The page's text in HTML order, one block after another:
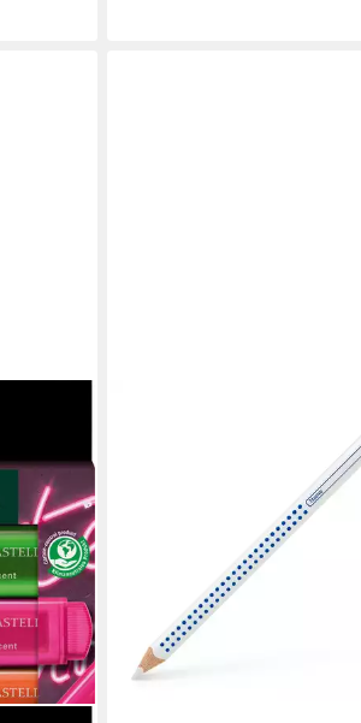
Kreidemarker 1 Kreidestift
lieferbar - in 6-7 Werktagen bei dir